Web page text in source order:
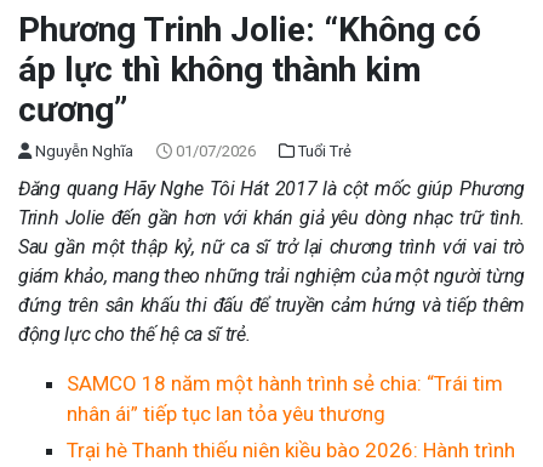
Phương Trinh Jolie: “Không có
áp lực thì không thành kim
cương”
Nguyễn Nghĩa 01/07/2026 Tuổi Trẻ
Đăng quang Hãy Nghe Tôi Hát 2017 là cột mốc giúp Phương
Trinh Jolie đến gần hơn với khán giả yêu dòng nhạc trữ tình.
Sau gần một thập kỷ, nữ ca sĩ trở lại chương trình với vai trò
giám khảo, mang theo những trải nghiệm của một người từng
đứng trên sân khấu thi đấu để truyền cảm hứng và tiếp thêm
động lực cho thế hệ ca sĩ trẻ.
SAMCO 18 năm một hành trình sẻ chia: “Trái tim
nhân ái” tiếp tục lan tỏa yêu thương
Trại hè Thanh thiếu niên kiều bào 2026: Hành trình